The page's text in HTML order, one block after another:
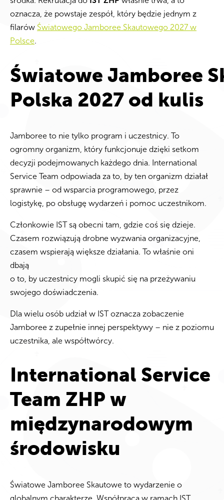
oznacza, że powstaje zespół, który będzie jednym z
filarów Światowego Jamboree Skautowego 2027 w
Polsce.
Światowe Jamboree
Polska 2027 od kulis
Jamboree to nie tylko program i uczestnicy. To
ogromny organizm, który funkcjonuje dzięki setkom
decyzji podejmowanych każdego dnia. International
Service Team odpowiada za to, by ten organizm działał
sprawnie – od wsparcia programowego, przez
logistykę, po obsługę wydarzeń i pomoc uczestnikom.
Członkowie IST są obecni tam, gdzie coś się dzieje.
Czasem rozwiązują drobne wyzwania organizacyjne,
czasem wspierają większe działania. To właśnie oni
dbają
o to, by uczestnicy mogli skupić się na przeżywaniu
swojego doświadczenia.
Dla wielu osób udział w IST oznacza zobaczenie
Jamboree z zupełnie innej perspektywy – nie z poziomu
uczestnika, ale współtwórcy.
International Service
Team ZHP w
międzynarodowym
środowisku
Światowe Jamboree Skautowe to wydarzenie o